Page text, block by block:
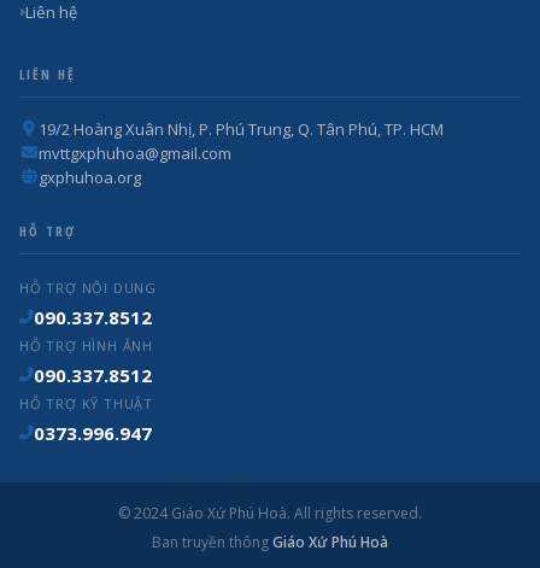
Liên hệ
LIÊN HỆ
19/2 Hoàng Xuân Nhị, P. Phú Trung, Q. Tân Phú, TP. HCM
mvttgxphuhoa@gmail.com
gxphuhoa.org
HỖ TRỢ
HỖ TRỢ NỘI DUNG
090.337.8512
HỖ TRỢ HÌNH ẢNH
090.337.8512
HỖ TRỢ KỸ THUẬT
0373.996.947
© 2024 Giáo Xứ Phú Hoà. All rights reserved.
Ban truyền thôngGiáo Xứ Phú Hoà